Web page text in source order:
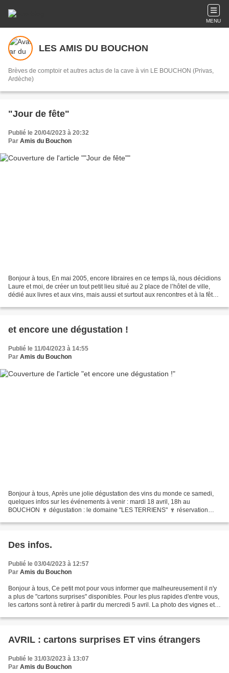
MENU
LES AMIS DU BOUCHON
Brèves de comptoir et autres actus de la cave à vin LE BOUCHON (Privas,
Ardèche)
"Jour de fête"
Publié le 20/04/2023 à 20:32
Par Amis du Bouchon
Bonjour à tous, En mai 2005, encore libraires en ce temps là, nous décidions
Laure et moi, de créer un tout petit lieu situé au 2 place de l’hôtel de ville,
dédié aux livres et aux vins, mais aussi et surtout aux rencontres et à la fête :
et encore une dégustation !
Publié le 11/04/2023 à 14:55
Par Amis du Bouchon
Bonjour à tous, Après une jolie dégustation des vins du monde ce samedi,
quelques infos sur les événements à venir : mardi 18 avril, 18h au
BOUCHON 🍷 dégustation : le domaine "LES TERRIENS" 🍷 réservation
Des infos.
Publié le 03/04/2023 à 12:57
Par Amis du Bouchon
Bonjour à tous, Ce petit mot pour vous informer que malheureusement il n'y
a plus de "cartons surprises" disponibles. Pour les plus rapides d'entre vous,
les cartons sont à retirer à partir du mercredi 5 avril. La photo des vignes et
AVRIL : cartons surprises ET vins étrangers
Publié le 31/03/2023 à 13:07
Par Amis du Bouchon